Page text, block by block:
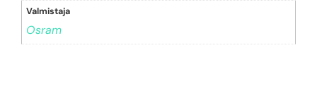
Valmistaja
Osram